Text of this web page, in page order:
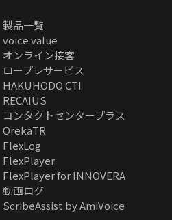
製品一覧
voice value
オンライン接客
ロープレサービス
HAKUHODO CTI
RECAIUS
コンタクトセンタープラス
OrekaTR
FlexLog
FlexPlayer
FlexPlayer for INNOVERA
動画ログ
ScribeAssist by AmiVoice